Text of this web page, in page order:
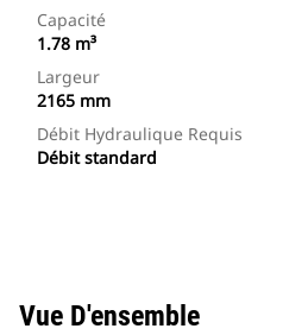
Capacité
1.78 m³
Largeur
2165 mm
Débit Hydraulique Requis
Débit standard
Vue D'ensemble